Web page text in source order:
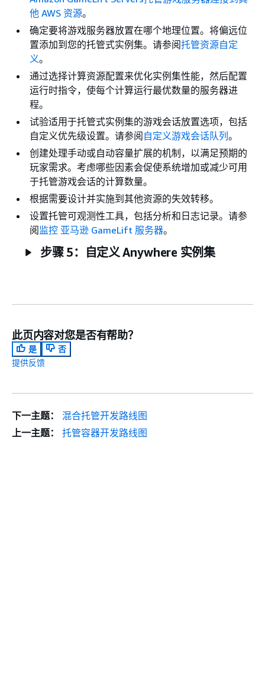
他 AWS 资源。
确定要将游戏服务器放置在哪个地理位置。将偏远位
置添加到您的托管式实例集。请参阅托管资源自定
义。
通过选择计算资源配置来优化实例集性能，然后配置
运行时指令，使每个计算运行最优数量的服务器进
程。
试验适用于托管式实例集的游戏会话放置选项，包括
自定义优先级设置。请参阅 自定义游戏会话队列 。
创建处理手动或自动容量扩展的机制，以满足预期的
玩家需求。考虑哪些因素会促使系统增加或减少可用
于托管游戏会话的计算数量。
根据需要设计并实施到其他资源的失效转移。
设置托管可观测性工具，包括分析和日志记录。请参
阅 监控 亚马逊 GameLift 服务器。
步骤 5：自定义 Anywhere 实例集
此页内容对您是否有帮助？
是
否
提供反馈
下一主题：
混合托管开发路线图
上一主题：
托管容器开发路线图